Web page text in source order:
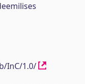
InC/1.0/